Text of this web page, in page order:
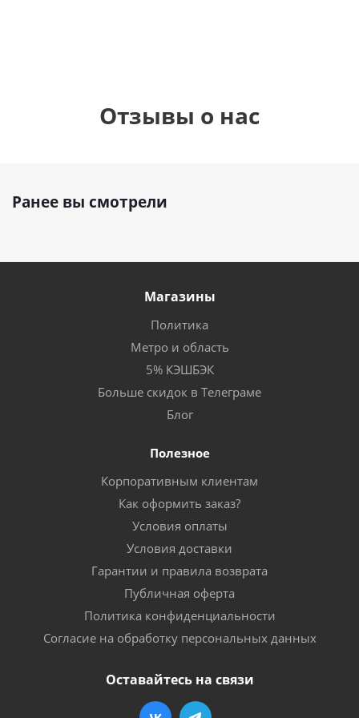
Отзывы о нас
Ранее вы смотрели
Магазины
Политика
Метро и область
5% КЭШБЭК
Больше скидок в Телеграме
Блог
Полезное
Корпоративным клиентам
Как оформить заказ?
Условия оплаты
Условия доставки
Гарантии и правила возврата
Публичная оферта
Политика конфиденциальности
Согласие на обработку персональных данных
Оставайтесь на связи